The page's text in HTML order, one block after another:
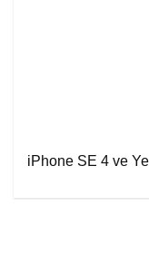
iPhone SE 4 ve